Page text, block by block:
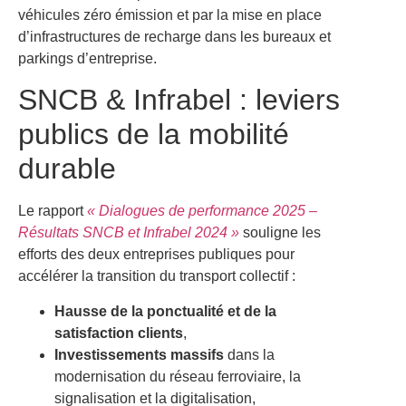
véhicules zéro émission et par la mise en place
d’infrastructures de recharge dans les bureaux et
parkings d’entreprise.
SNCB & Infrabel : leviers
publics de la mobilité
durable
Le rapport« Dialogues de performance 2025 –
Résultats SNCB et Infrabel 2024 » souligne les
efforts des deux entreprises publiques pour
accélérer la transition du transport collectif :
Hausse de la ponctualité et de la
satisfaction clients,
Investissements massifs dans la
modernisation du réseau ferroviaire, la
signalisation et la digitalisation,